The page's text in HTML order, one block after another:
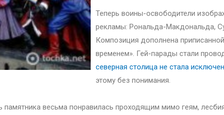
Теперь воины-освободители
рекламы: Рональда-Макдональда,
Композиция дополнена
временем». Гей-парады стали
северная столица не стала
этому без понимания.
памятника весьма понравилась проходящим мимо геям,